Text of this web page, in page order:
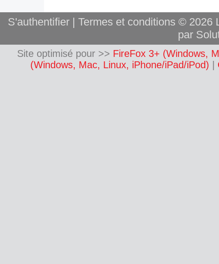
S'authentifier| Termes et conditions © 2026
par
Site optimisé pour >> FireFox 3+ (Windows,
(Windows, Mac, Linux, iPhone/iPad/iPod)